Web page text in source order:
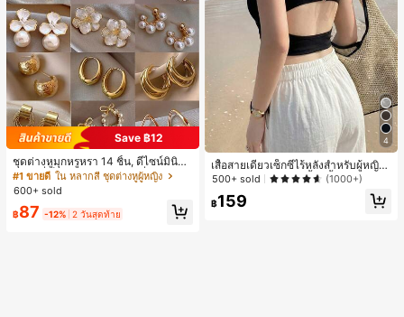
Save ฿12
ชุดต่างหูมุกหรูหรา 14 ชิ้น, ดีไซน์มินิมอ
ลใหม่ที่เป็นเอกลักษณ์ ต่างหูที่สง่างาม
สำหรับผู้หญิง, ของขวัญสำหรับเธอ
#1 ขายดี ใน หลากสี ชุดต่างหูผู้หญิง
600+ sold
฿87 -12% 2 วันสุดท้าย
4
เสื้อสายเดี่ยวเซ็กซี่ไร้หลังสำหรับผู้หญิง
พร้อมบราแบบมีฟองน้ำ, เสื้อกล้ามแขน
500+ sold (1000+)
฿159